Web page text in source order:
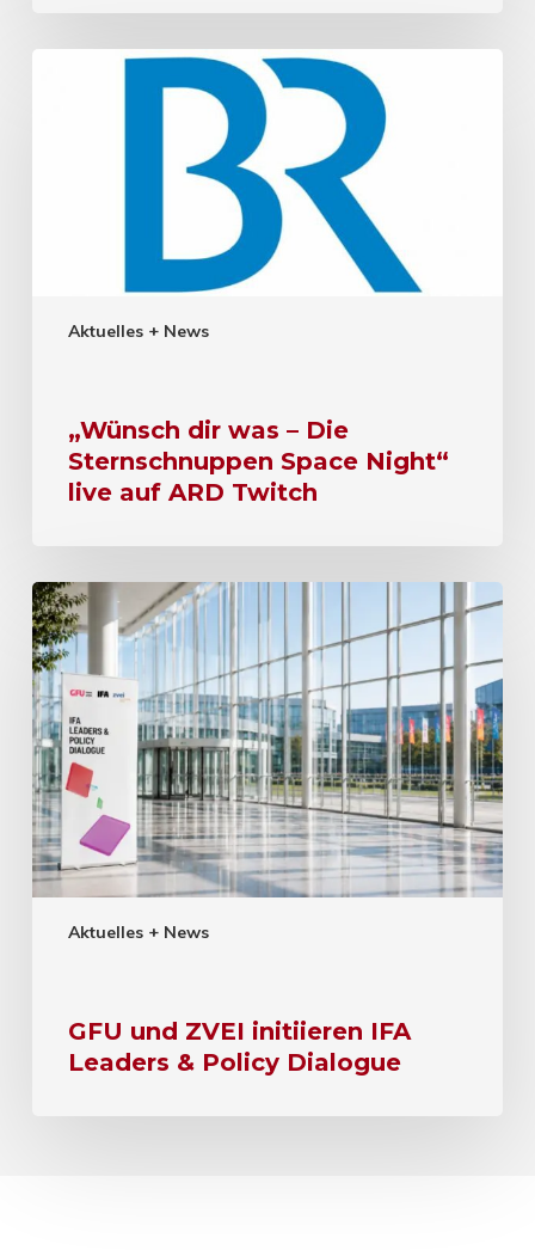
Aktuelles + News
„Wünsch dir was – Die
Sternschnuppen Space Night“
live auf ARD Twitch
Aktuelles + News
GFU und ZVEI initiieren IFA
Leaders & Policy Dialogue